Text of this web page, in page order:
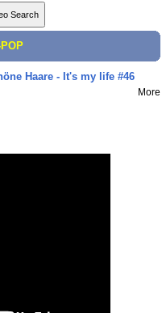
POP
Haare - It's my life #46
More